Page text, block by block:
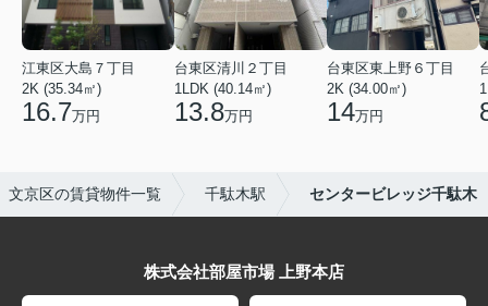
江東区大島７丁目
2K (35.34㎡)
16.7万円
台東区清川２丁目
1LDK (40.14㎡)
13.8万円
台東区東上野６丁目
2K (34.00㎡)
14万円
文京区の賃貸物件一覧 千駄木駅 センタービレッジ千駄木
株式会社部屋市場 上野本店